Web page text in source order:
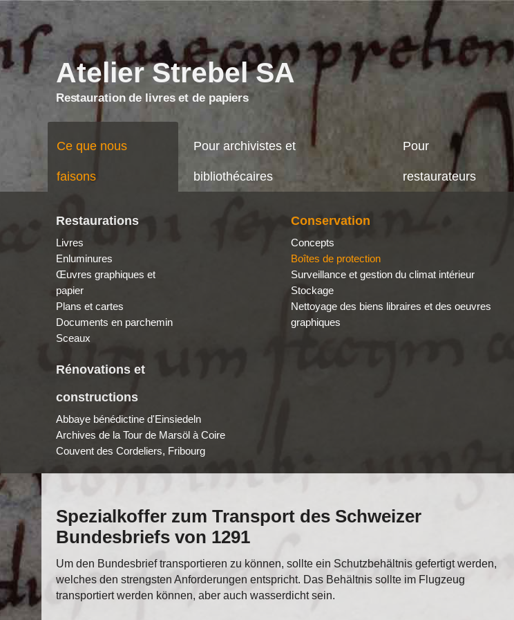
Atelier Strebel SA
Restauration de livres et de papiers
Ce que nous
faisons
Pour archivistes et
bibliothécaires
Pour
restaurateurs
Restaurations
Livres
Enluminures
Œuvres graphiques et
papier
Plans et cartes
Documents en parchemin
Sceaux
Conservation
Concepts
Boîtes de protection
Surveillance et gestion du climat intérieur
Stockage
Nettoyage des biens libraires et des oeuvres
graphiques
Rénovations et
constructions
Abbaye bénédictine d'Einsiedeln
Archives de la Tour de Marsöl à Coire
Couvent des Cordeliers, Fribourg
Spezialkoffer zum Transport des Schweizer
Bundesbriefs von 1291
Um den Bundesbrief transportieren zu können, sollte ein Schutzbehältnis gefertigt werden,
welches den strengsten Anforderungen entspricht. Das Behältnis sollte im Flugzeug
transportiert werden können, aber auch wasserdicht sein.
?>